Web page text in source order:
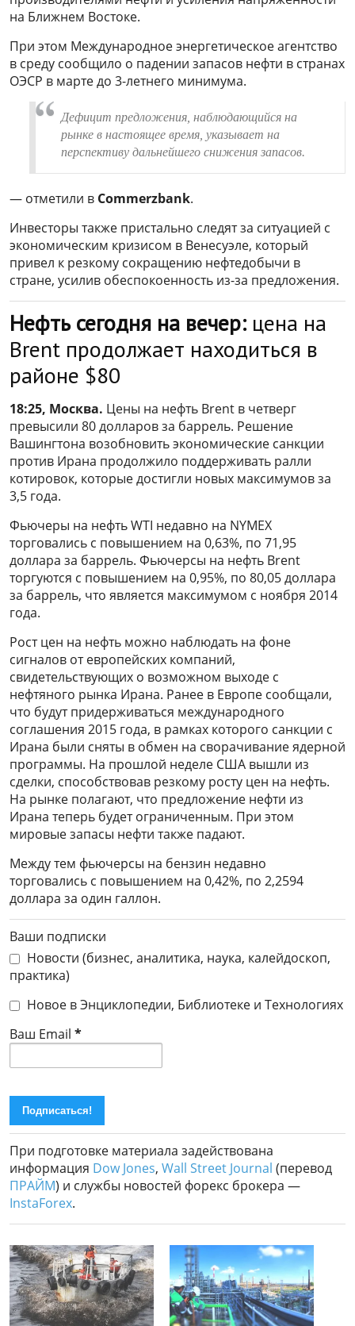
на Ближнем Востоке.
При этом Международное энергетическое агентство
в среду сообщило о падении запасов нефти в странах
ОЭСР в марте до 3-летнего минимума.
Дефицит предложения, наблюдающийся на
рынке в настоящее время, указывает на
перспективу дальнейшего снижения запасов.
— отметили в Commerzbank.
Инвесторы также пристально следят за ситуацией с
экономическим кризисом в Венесуэле, который
привел к резкому сокращению нефтедобычи в
стране, усилив обеспокоенность из-за предложения.
Нефть сегодня на вечер: цена на
Brent продолжает находиться в
районе $80
18:25, Москва. Цены на нефть Brent в четверг
превысили 80 долларов за баррель. Решение
Вашингтона возобновить экономические санкции
против Ирана продолжило поддерживать ралли
котировок, которые достигли новых максимумов за
3,5 года.
Фьючеры на нефть WTI недавно на NYMEX
торговались с повышением на 0,63%, по 71,95
доллара за баррель. Фьючерсы на нефть Brent
торгуются с повышением на 0,95%, по 80,05 доллара
за баррель, что является максимумом с ноября 2014
года.
Рост цен на нефть можно наблюдать на фоне
сигналов от европейских компаний,
свидетельствующих о возможном выходе с
нефтяного рынка Ирана. Ранее в Европе сообщали,
что будут придерживаться международного
соглашения 2015 года, в рамках которого санкции с
Ирана были сняты в обмен на сворачивание ядерной
программы. На прошлой неделе США вышли из
сделки, способствовав резкому росту цен на нефть.
На рынке полагают, что предложение нефти из
Ирана теперь будет ограниченным. При этом
мировые запасы нефти также падают.
Между тем фьючерсы на бензин недавно
торговались с повышением на 0,42%, по 2,2594
доллара за один галлон.
Ваши подписки
Новости (бизнес, аналитика, наука, калейдоскоп,
практика)
Новое в Энциклопедии, Библиотеке и Технологиях
Ваш Email *
При подготовке материала задействована
информация Dow Jones, Wall Street Journal (перевод
ПРАЙМ) и службы новостей форекс брокера —
InstaForex.